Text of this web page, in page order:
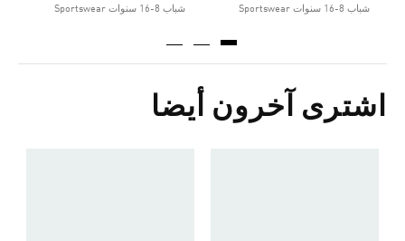
شباب 8-16 سنوات Sportswear شباب 8-16 سنوات Sportswear
اشترى آخرون أيضا